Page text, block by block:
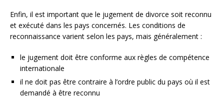
Enfin, il est important que le jugement de divorce soit reconnu
et exécuté dans les pays concernés. Les conditions de
reconnaissance varient selon les pays, mais généralement :
le jugement doit être conforme aux règles de compétence
internationale
il ne doit pas être contraire à l’ordre public du pays où il est
demandé à être reconnu